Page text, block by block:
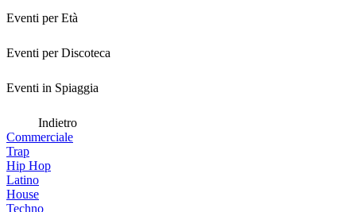
Eventi per Età
Eventi per Discoteca
Eventi in Spiaggia
Indietro
Commerciale
Trap
Hip Hop
Latino
House
Techno